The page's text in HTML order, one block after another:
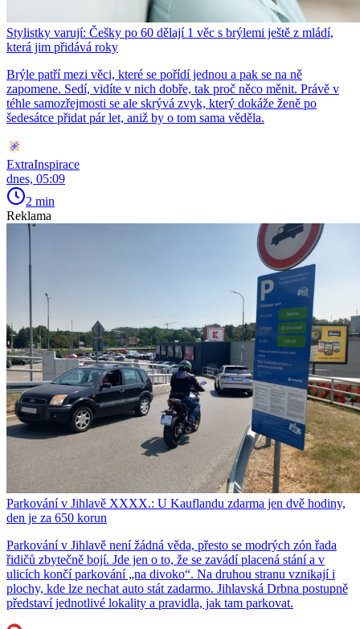
Stylistky varují: Češky po 60 dělají 1 věc s brýlemi ještě z mládí,
která jim přidává roky
Brýle patří mezi věci, které se pořídí jednou a pak se na ně
zapomene. Sedí, vidíte v nich dobře, tak proč něco měnit. Právě v
téhle samozřejmosti se ale skrývá zvyk, který dokáže ženě po
šedesátce přidat pár let, aniž by o tom sama věděla.
ExtraInspirace
dnes, 05:09
2 min
Reklama
Parkování v Jihlavě XXXX.: U Kauflandu zdarma jen dvě hodiny,
den je za 650 korun
Parkování v Jihlavě není žádná věda, přesto se modrých zón řada
řidičů zbytečně bojí. Jde jen o to, že se zavádí placená stání a v
ulicích končí parkování „na divoko“. Na druhou stranu vznikají i
plochy, kde lze nechat auto stát zadarmo. Jihlavská Drbna postupně
představí jednotlivé lokality a pravidla, jak tam parkovat.